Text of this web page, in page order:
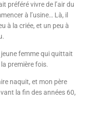
préféré vivre de l’air du
à l’usine… Là, il
à la criée, et un peu à
jeune femme qui quittait
première fois.
naquit, et mon père
la fin des années 60,